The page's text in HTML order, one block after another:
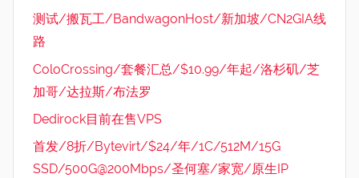
测试/搬瓦工/BandwagonHost/新加坡/CN2GIA线
路
ColoCrossing/套餐汇总/$10.99/年起/洛杉矶/芝
加哥/达拉斯/布法罗
Dedirock目前在售VPS
首发/8折/Bytevirt/$24/年/1C/512M/15G
SSD/500G@200Mbps/圣何塞/家宽/原生IP